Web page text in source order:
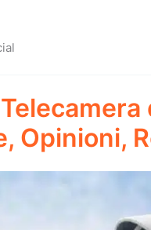
Opinioni,